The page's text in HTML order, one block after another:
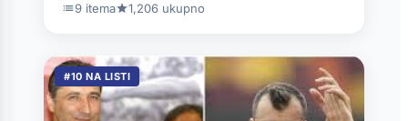
9 itema 1,206 ukupno
#10 NA LISTI